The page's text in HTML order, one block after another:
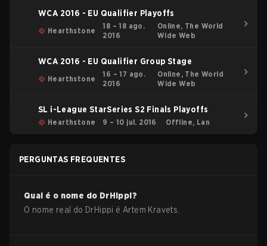
WCA 2016 - EU Qualifier Playoffs
Hearthstone
18 – 18 ago.
2016
Online, The World
Wide Web
WCA 2016 - EU Qualifier Group Stage
Hearthstone
16 – 17 ago.
2016
Online, The World
Wide Web
SL i-League StarSeries S2 Finals Playoffs
Hearthstone 9 – 10 jul. 2016 Offline, Lan
PERGUNTAS FREQUENTES
Qual é o nome do DrHippi?
O nome real do DrHippi é Artem Kravets